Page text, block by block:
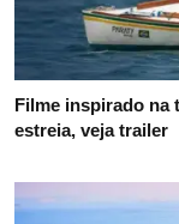
Filme inspirado na
estreia, veja trailer